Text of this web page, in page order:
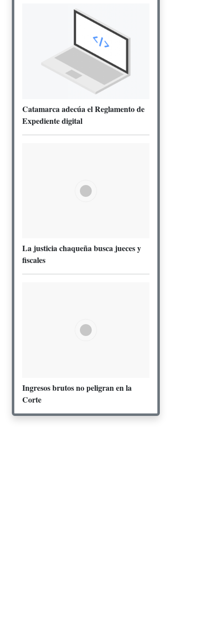
Catamarca adecúa el Reglamento de
Expediente digital
La justicia chaqueña busca jueces y
fiscales
Ingresos brutos no peligran en la
Corte